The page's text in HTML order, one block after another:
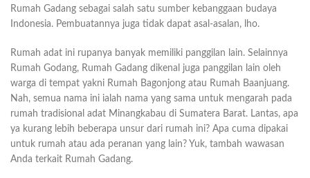
Rumah Gadang sebagai salah satu sumber kebanggaan budaya
Indonesia. Pembuatannya juga tidak dapat asal-asalan, lho.
Rumah adat ini rupanya banyak memiliki panggilan lain. Selainnya
Rumah Godang, Rumah Gadang dikenal juga panggilan lain oleh
warga di tempat yakni Rumah Bagonjong atau Rumah Baanjuang.
Nah, semua nama ini ialah nama yang sama untuk mengarah pada
rumah tradisional adat Minangkabau di Sumatera Barat. Lantas, apa
ya kurang lebih beberapa unsur dari rumah ini? Apa cuma dipakai
untuk rumah atau ada peranan yang lain? Yuk, tambah wawasan
Anda terkait Rumah Gadang.